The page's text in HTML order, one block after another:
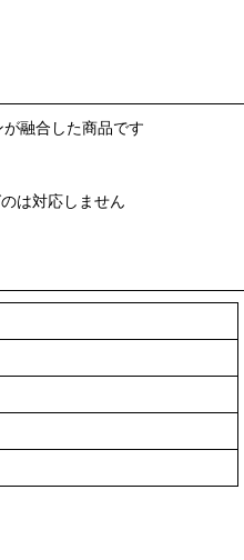
融合した商品です
は対応しません